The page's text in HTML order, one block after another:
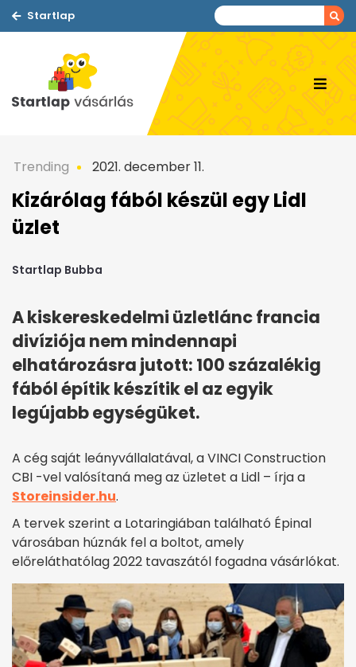
Startlap
Trending 2021. december 11.
Kizárólag fából készül egy Lidl
üzlet
Startlap Bubba
A kiskereskedelmi üzletlánc francia
divíziója nem mindennapi
elhatározásra jutott: 100 százalékig
fából építik készítik el az egyik
legújabb egységüket.
A cég saját leányvállalatával, a VINCI Construction
CBI -vel valósítaná meg az üzletet a Lidl – írja a
Storeinsider.hu.
A tervek szerint a Lotaringiában található Épinal
városában húznák fel a boltot, amely
előreláthatólag 2022 tavaszától fogadna vásárlókat.